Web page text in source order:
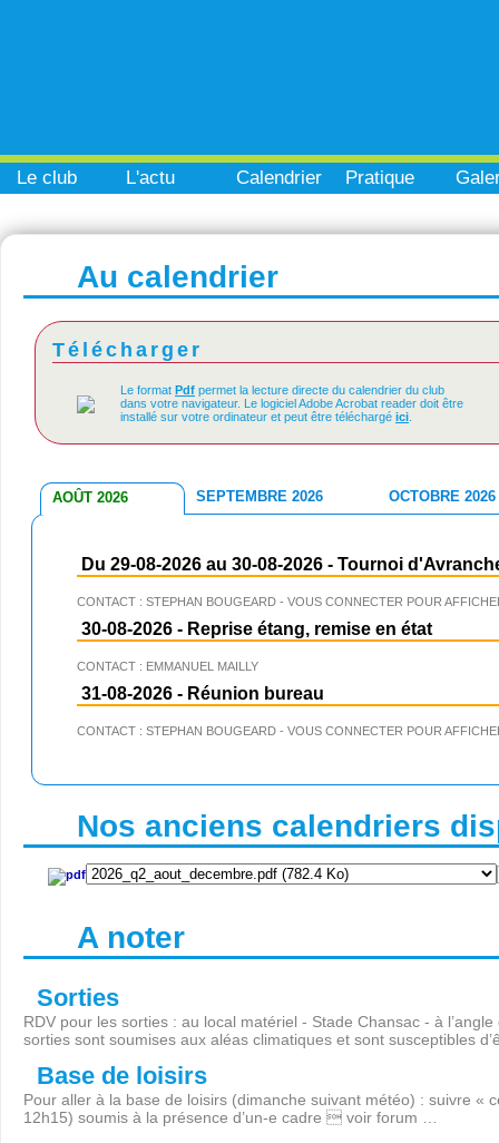
Le club L'actu Calendrier Pratique
Au calendrier
Télécharger
Le format Pdf permet la lecture directe du calendrier du club
dans votre navigateur. Le logiciel Adobe Acrobat reader doit être
installé sur votre ordinateur et peut être téléchargé ici
AOÛT 2026 SEPTEMBRE 2026 OCTOBRE 2026
Du 29-08-2026 au 30-08-2026 - Tournoi
CONTACT : STEPHAN BOUGEARD - VOUS CONNECTER POUR
30-08-2026 - Reprise étang, remise en état
CONTACT : EMMANUEL MAILLY
31-08-2026 - Réunion bureau
CONTACT : STEPHAN BOUGEARD - VOUS CONNECTER POUR
Nos anciens calendriers
A noter
Sorties
RDV pour les sorties : au local matériel - Stade Chansac - à
sorties sont soumises aux aléas climatiques et sont susceptibles
Base de loisirs
Pour aller à la base de loisirs (dimanche suivant météo) : suivre
12h15) soumis à la présence d’un-e cadre  voir forum …